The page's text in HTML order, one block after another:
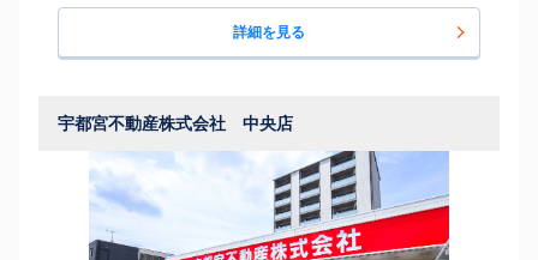
詳細を見る
宇都宮不動産株式会社 中央店